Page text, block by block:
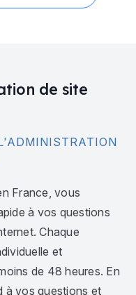
de site
France, vous
à vos questions
Chaque
et
de 48 heures. En
à vos questions et